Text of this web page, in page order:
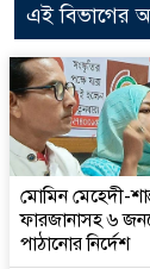
এই বিভাগের
মোমিন মেহেদী-
ফারজানাসহ ৬
পাঠানোর নির্দেশ